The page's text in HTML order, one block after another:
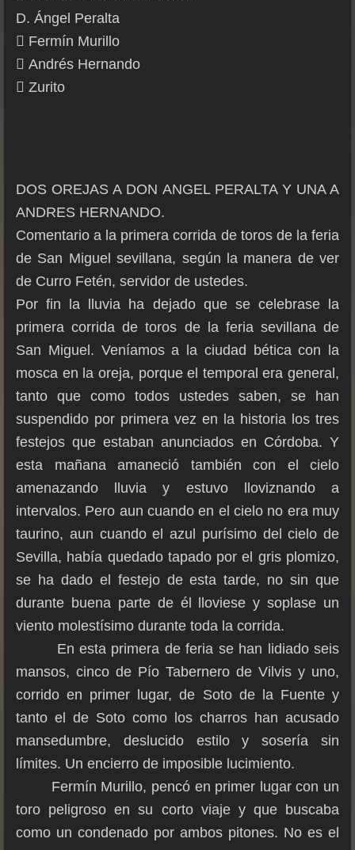
D. Ángel Peralta
 Fermín Murillo
 Andrés Hernando
 Zurito
DOS OREJAS A DON ANGEL PERALTA Y UNA A
ANDRES HERNANDO.
Comentario a la primera corrida de toros de la feria
de San Miguel sevillana, según la manera de ver
de Curro Fetén, servidor de ustedes.
Por fin la lluvia ha dejado que se celebrase la
primera corrida de toros de la feria sevillana de
San Miguel. Veníamos a la ciudad bética con la
mosca en la oreja, porque el temporal era general,
tanto que como todos ustedes saben, se han
suspendido por primera vez en la historia los tres
festejos que estaban anunciados en Córdoba. Y
esta mañana amaneció también con el cielo
amenazando lluvia y estuvo lloviznando a
intervalos. Pero aun cuando en el cielo no era muy
taurino, aun cuando el azul purísimo del cielo de
Sevilla, había quedado tapado por el gris plomizo,
se ha dado el festejo de esta tarde, no sin que
durante buena parte de él lloviese y soplase un
viento molestísimo durante toda la corrida.
En esta primera de feria se han lidiado seis
mansos, cinco de Pío Tabernero de Vilvis y uno,
corrido en primer lugar, de Soto de la Fuente y
tanto el de Soto como los charros han acusado
mansedumbre, deslucido estilo y sosería sin
límites. Un encierro de imposible lucimiento.
Fermín Murillo, pencó en primer lugar con un
toro peligroso en su corto viaje y que buscaba
como un condenado por ambos pitones. No es el